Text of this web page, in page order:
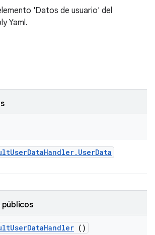
'Datos de usuario' del
Yaml.
UserDataHandler. UserData
UserDataHandler ()